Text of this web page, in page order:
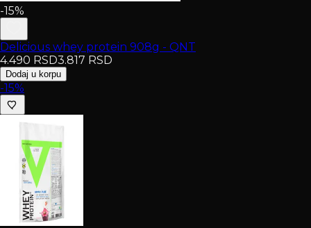
-15%
Delicious whey protein 908g - QNT
4.490 RSD3.817 RSD
Dodaj u korpu
-15%